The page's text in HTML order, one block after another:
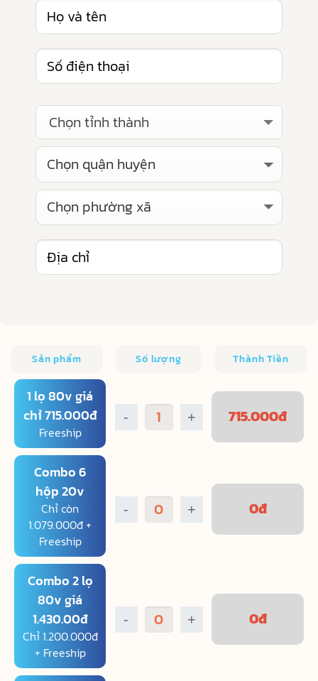
Chọn tỉnh thành
Sản phẩm Số lượng Thành Tiền
1 lọ 80v giá
chỉ 715.000đ
Freeship
- + 715.000đ
Combo 6
hộp 20v
Chỉ còn
1.079.000đ +
Freeship
- + 0đ
Combo 2 lọ
80v giá
1.430.00đ
Chỉ 1.200.000đ
+ Freeship
- + 0đ